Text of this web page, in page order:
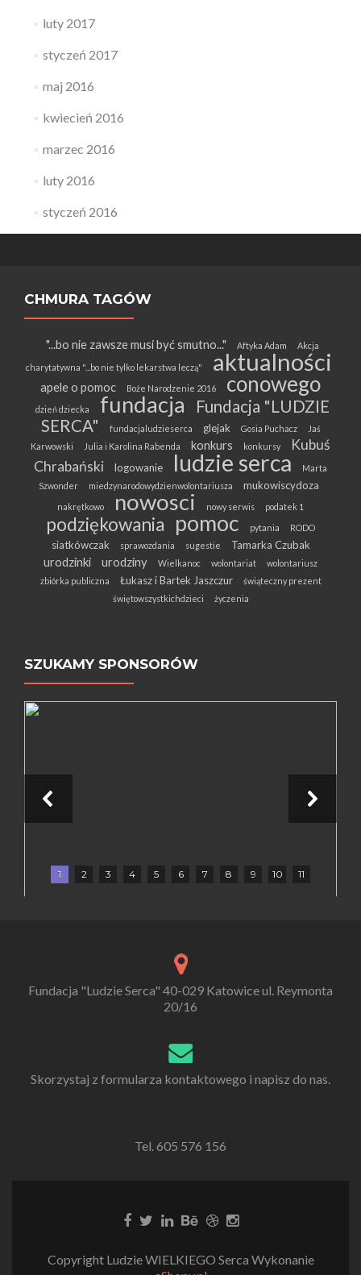
luty 2017
styczeń 2017
maj 2016
kwiecień 2016
marzec 2016
luty 2016
styczeń 2016
CHMURA TAGÓW
"...bo nie zawsze musi być smutno..." Aftyka Adam Akcja
charytatywna "...bo nie tylko lekarstwa leczą" aktualności
apele o pomoc Boże Narodzenie 2016 conowego
dzień dziecka fundacja
Fundacja "LUDZIE
SERCA"
fundacjaludzieserca glejak Gosia Puchacz
Jaś
Karwowski
Julia i Karolina Rabenda konkurs konkursy
Kubuś
Chrabański
logowanie ludzie serca
Marta
Szwonder
miedzynarodowydzienwolontariusza mukowiscydoza
nakrętkowo nowosci nowy serwis podatek 1
podziękowania pomoc pytania RODO
siatkówczak sprawozdania sugestie Tamarka Czubak
urodzinki urodziny Wielkanoc wolontariat
wolontariusz
zbiórka publiczna
Łukasz i Bartek Jaszczur
świąteczny prezent
świętowszystkichdzieci
życzenia
SZUKAMY SPONSORÓW
1 2 3 4 5 6 7 8 9 10 11
Fundacja "Ludzie Serca" 40-029 Katowice ul. Reymonta
20/16
Skorzystaj z formularza kontaktowego i napisz do nas.
Tel. 605 576 156
Copyright Ludzie WIELKIEGO Serca Wykonanie